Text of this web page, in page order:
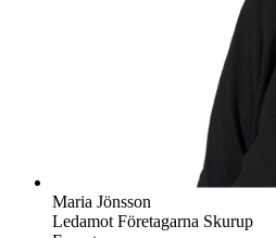
Maria Jönsson
Ledamot Företagarna Skurup